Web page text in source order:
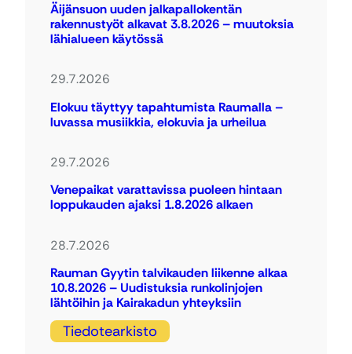
Äijänsuon uuden jalkapallokentän
rakennustyöt alkavat 3.8.2026 – muutoksia
lähialueen käytössä
29.7.2026
Elokuu täyttyy tapahtumista Raumalla –
luvassa musiikkia, elokuvia ja urheilua
29.7.2026
Venepaikat varattavissa puoleen hintaan
loppukauden ajaksi 1.8.2026 alkaen
28.7.2026
Rauman Gyytin talvikauden liikenne alkaa
10.8.2026 – Uudistuksia runkolinjojen
lähtöihin ja Kairakadun yhteyksiin
Tiedotearkisto